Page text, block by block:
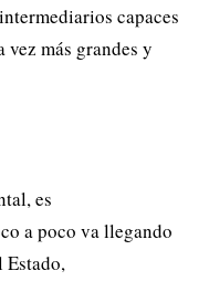
capaces
vez más grandes y
es
a poco va llegando
Estado,